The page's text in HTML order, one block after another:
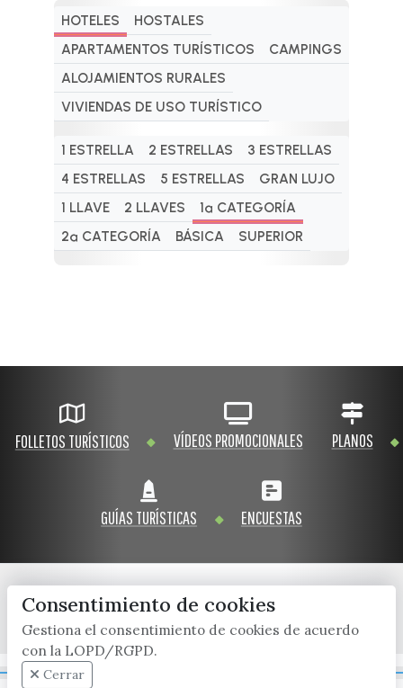
HOTELES
HOSTALES
APARTAMENTOS TURÍSTICOS
CAMPINGS
ALOJAMIENTOS RURALES
VIVIENDAS DE USO TURÍSTICO
1 ESTRELLA 2 ESTRELLAS
3 ESTRELLAS
4 ESTRELLAS
5 ESTRELLAS
GRAN LUJO
1 LLAVE
2 LLAVES
1ª CATEGORÍA
2ª CATEGORÍA
BÁSICA SUPERIOR
FOLLETOS TURÍSTICOS VÍDEOS PROMOCIONALES PLANOS
GUÍAS TURÍSTICAS ENCUESTAS
x / twitter facebook youtube instagram
Consentimiento de cookies
Gestiona el consentimiento de cookies de acuerdo
con la LOPD/RGPD.
Cerrar